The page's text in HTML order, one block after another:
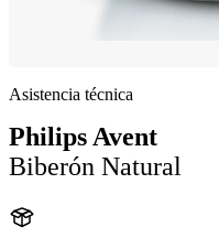
Asistencia técnica
Philips Avent
Biberón Natural